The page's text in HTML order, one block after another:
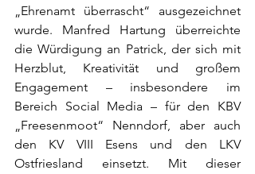
„Ehrenamt überrascht“ ausgezeichnet
wurde. Manfred Hartung überreichte
die Würdigung an Patrick, der sich mit
Herzblut, Kreativität und großem
Engagement – insbesondere im
Bereich Social Media – für den KBV
„Freesenmoot“ Nenndorf, aber auch
den KV VIII Esens und den LKV
Ostfriesland einsetzt. Mit dieser